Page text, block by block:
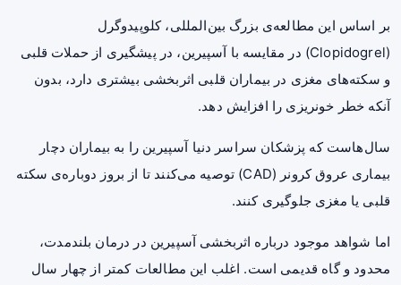
بر اساس این مطالعه‌ی بزرگ بین‌المللی، کلوپیدوگرل
(Clopidogrel) در مقایسه با آسپیرین، در پیشگیری از حملات قلبی
و سکته‌های مغزی در بیماران قلبی اثربخشی بیشتری دارد، بدون
آنکه خطر خونریزی را افزایش دهد.
سال‌هاست که پزشکان سراسر دنیا آسپیرین را به بیماران دچار
بیماری عروق کرونر (CAD) توصیه می‌کنند تا از بروز دوباره‌ی سکته
قلبی یا مغزی جلوگیری کنند.
اما شواهد موجود درباره اثربخشی آسپیرین در درمان بلندمدت،
محدود و گاه قدیمی است. اغلب این مطالعات کمتر از چهار سال